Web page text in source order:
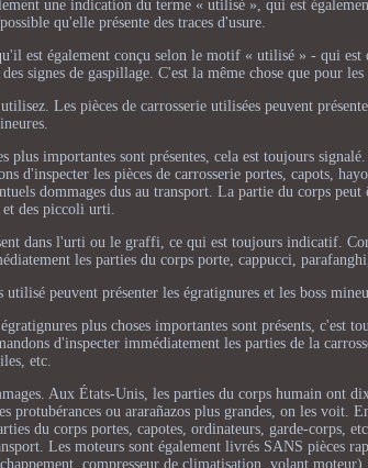
une indication du terme « utilisé », qui est
qu'elle présente des traces d'usure.
est également conçu selon le motif « utilisé » - qui est
signes de gaspillage. C'est la même chose que pour les
Les pièces de carrosserie utilisées peuvent
plus importantes sont présentes, cela est toujours
d'inspecter les pièces de carrosserie portes, capots,
dommages dus au transport. La partie du corps
et des piccoli urti.
dans l'urti ou le graffi, ce qui est toujours indicatif.
les parties du corps porte, cappucci,
peuvent présenter les égratignures et les boss
plus choses importantes sont présents, c'est
d'inspecter immédiatement les parties de la
etc.
Aux États-Unis, les parties du corps humain ont
protubérances ou ararañazos plus grandes, on les voit.
du corps portes, capotes, ordinateurs, garde-corps,
Les moteurs sont également livrés SANS pièces
compresseur de climatisation, volant